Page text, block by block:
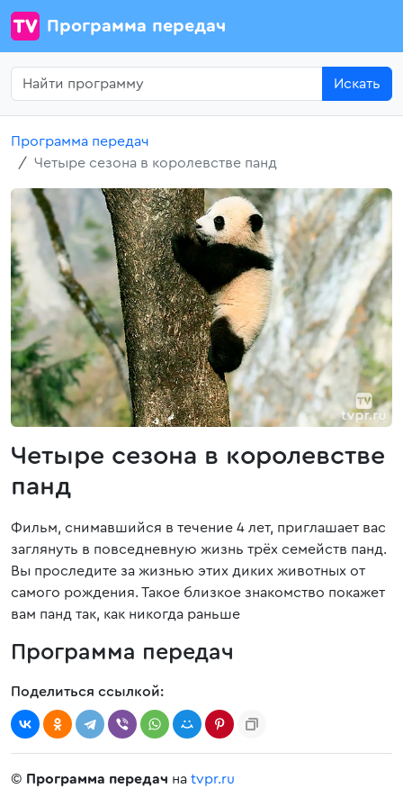
Программа передач
Искать
Программа передач
Четыре сезона в королевстве панд
Четыре сезона в королевстве
панд
Фильм, снимавшийся в течение 4 лет, приглашает вас
заглянуть в повседневную жизнь трёх семейств панд.
Вы проследите за жизнью этих диких животных от
самого рождения. Такое близкое знакомство покажет
вам панд так, как никогда раньше
Программа передач
Поделиться ссылкой:
© Программа передач на tvpr.ru